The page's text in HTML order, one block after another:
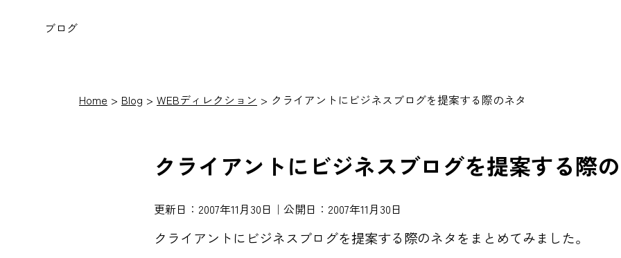
ブログ
Home Blog WEBディレクション クライアントにビジネスブログを提案する際のネタ
クライアントにビジネスブログを提案する際
更新日：2007年11月30日｜公開日：2007年11月30日
クライアントにビジネスブログを提案する際のネタをまとめてみました。